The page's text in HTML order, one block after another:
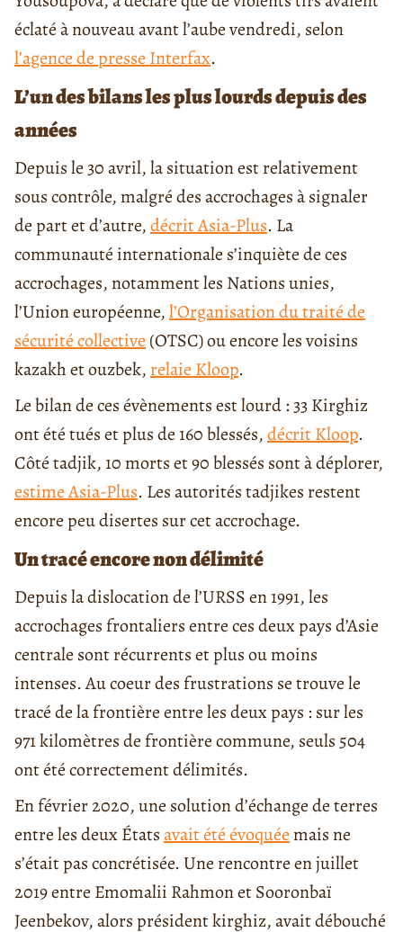
éclaté à nouveau avant l’aube vendredi, selon
l’agence de presse Interfax.
L’un des bilans les plus lourds depuis des
années
Depuis le 30 avril, la situation est relativement
sous contrôle, malgré des accrochages à signaler
de part et d’autre,décrit Asia-Plus. La
communauté internationale s’inquiète de ces
accrochages, notamment les Nations unies,
l’Union européenne,l’Organisation du traité de
sécurité collective (OTSC) ou encore les voisins
kazakh et ouzbek, relaie Kloop.
Le bilan de ces évènements est lourd : 33 Kirghiz
ont été tués et plus de 160 blessés,décrit Kloop.
Côté tadjik, 10 morts et 90 blessés sont à déplorer,
estime Asia-Plus. Les autorités tadjikes restent
encore peu disertes sur cet accrochage.
Un tracé encore non délimité
Depuis la dislocation de l’URSS en 1991, les
accrochages frontaliers entre ces deux pays d’Asie
centrale sont récurrents et plus ou moins
intenses. Au coeur des frustrations se trouve le
tracé de la frontière entre les deux pays : sur les
971 kilomètres de frontière commune, seuls 504
ont été correctement délimités.
En février 2020, une solution d’échange de terres
entre les deux Étatsavait été évoquéemais ne
s’était pas concrétisée. Une rencontre en juillet
2019 entre Emomalii Rahmon et Sooronbaï
Jeenbekov, alors président kirghiz, avait débouché